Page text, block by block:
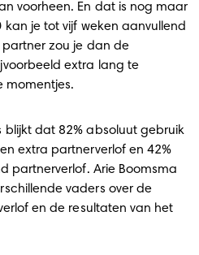
voorheen. En dat is nog maar
je tot vijf weken aanvullend
zou je dan de
extra lang te
momentjes.
blijkt dat 82% absoluut gebruik
extra partnerverlof en 42%
partnerverlof. Arie Boomsma
vaders over de
en de resultaten van het